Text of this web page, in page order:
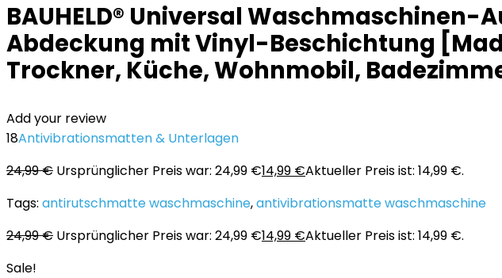
BAUHELD® Universal
Abdeckung mit Vinyl-Beschichtung
Trockner, Küche, Wohnmobil,
Add your review
18Antivibrationsmatten & Unterlagen
24,99€ Ursprünglicher Preis war: 24,99 €14,99 €Aktueller Preis ist: 14,99 €.
Tags: antirutschmatte waschmaschine,antivibrationsmatte waschmaschine
24,99€ Ursprünglicher Preis war: 24,99 €14,99 €Aktueller Preis ist: 14,99 €.
Sale!